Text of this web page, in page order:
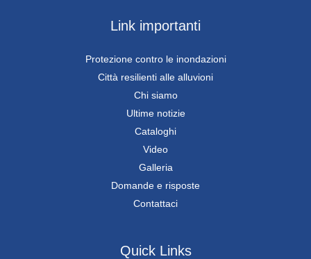
Link importanti
Protezione contro le inondazioni
Città resilienti alle alluvioni
Chi siamo
Ultime notizie
Cataloghi
Video
Galleria
Domande e risposte
Contattaci
Quick Links